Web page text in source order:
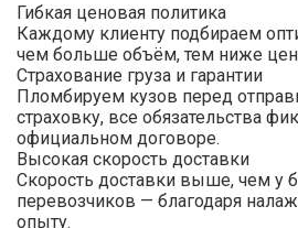
Гибкая ценовая политика
Каждому клиенту подбираем
чем больше объём, тем ниже
Страхование груза и гарантии
Пломбируем кузов перед
страховку, все обязательства
официальном договоре.
Высокая скорость доставки
Скорость доставки выше, чем у
перевозчиков — благодаря
опыту.